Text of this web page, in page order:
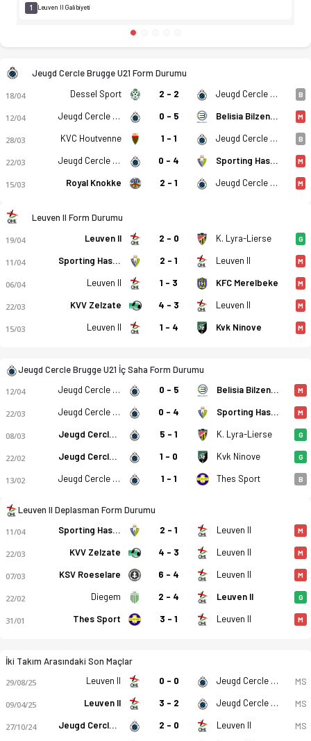
Jeugd Cercle Brugge U21 - Leuven II 0-4 bitti. Gol anları,
1 Leuven II Galibiyeti
Jeugd Cercle Brugge U21 Form Durumu
18/04 Dessel Sport 2 - 2 Jeugd Cercle Brugge U21 B
12/04 Jeugd Cercle Brugge U21 0 - 5 Belisia Bilzen SV M
28/03 KVC Houtvenne 1 - 1 Jeugd Cercle Brugge U21 B
22/03 Jeugd Cercle Brugge U21 0 - 4 Sporting Hasselt M
15/03 Royal Knokke 2 - 1 Jeugd Cercle Brugge U21 M
Leuven II Form Durumu
19/04 Leuven II 2 - 0 K. Lyra-Lierse G
11/04 Sporting Hasselt 2 - 1 Leuven II M
06/04 Leuven II 1 - 3 KFC Merelbeke M
22/03 KVV Zelzate 4 - 3 Leuven II M
15/03 Leuven II 1 - 4 Kvk Ninove M
Jeugd Cercle Brugge U21 İç Saha Form Durumu
12/04 Jeugd Cercle Brugge U21 0 - 5 Belisia Bilzen SV M
22/03 Jeugd Cercle Brugge U21 0 - 4 Sporting Hasselt M
08/03 Jeugd Cercle Brugge U21 5 - 1 K. Lyra-Lierse G
22/02 Jeugd Cercle Brugge U21 1 - 0 Kvk Ninove G
13/02 Jeugd Cercle Brugge U21 1 - 1 Thes Sport B
Leuven II Deplasman Form Durumu
11/04 Sporting Hasselt 2 - 1 Leuven II M
22/03 KVV Zelzate 4 - 3 Leuven II M
07/03 KSV Roeselare 6 - 4 Leuven II M
22/02 Diegem 2 - 4 Leuven II G
31/01 Thes Sport 3 - 1 Leuven II M
İki Takım Arasındaki Son Maçlar
29/08/25 Leuven II 0 - 0 Jeugd Cercle Brugge U21 MS
09/04/25 Leuven II 3 - 2 Jeugd Cercle Brugge U21 MS
27/10/24 Jeugd Cercle Brugge U21 2 - 0 Leuven II MS